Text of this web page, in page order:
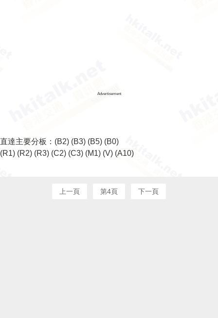
Advertisement
直達主要分板： (B2) (B3) (B5) (B0)
(R1) (R2) (R3) (C2) (C3) (M1) (V) (A10)
上一頁 第4頁 下一頁